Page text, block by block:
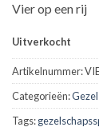
Vier op een rij
Uitverkocht
Artikelnummer:
Categorieën:
Tags: